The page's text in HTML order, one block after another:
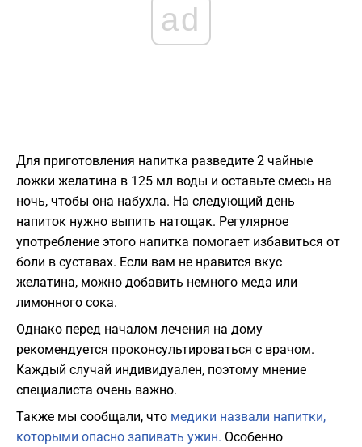
ad
Для приготовления напитка разведите 2 чайные
ложки желатина в 125 мл воды и оставьте смесь на
ночь, чтобы она набухла. На следующий день
напиток нужно выпить натощак. Регулярное
употребление этого напитка помогает избавиться от
боли в суставах. Если вам не нравится вкус
желатина, можно добавить немного меда или
лимонного сока.
Однако перед началом лечения на дому
рекомендуется проконсультироваться с врачом.
Каждый случай индивидуален, поэтому мнение
специалиста очень важно.
Также мы сообщали, что медики назвали напитки,
которыми опасно запивать ужин. Особенно